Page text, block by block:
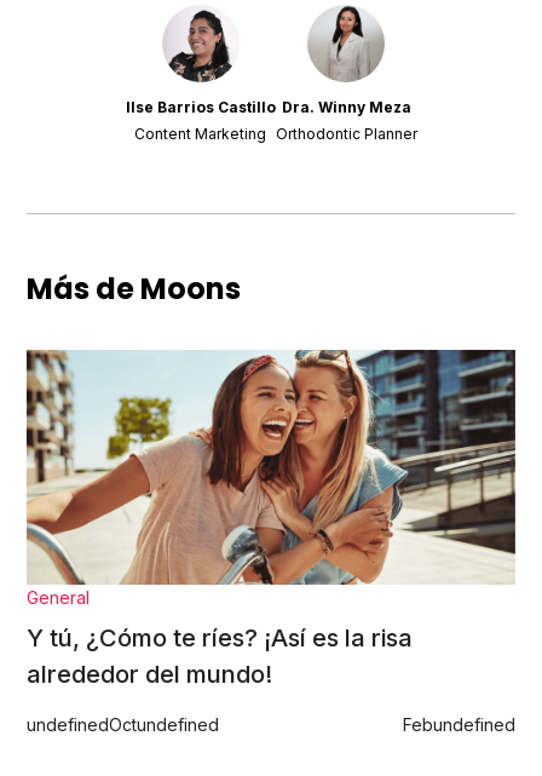
Ilse Barrios Castillo
Content Marketing
Dra. Winny Meza
Orthodontic Planner
Más de Moons
General
Y tú, ¿Cómo te ríes? ¡Así es la risa
alrededor del mundo!
undefinedOctundefined Febundefined